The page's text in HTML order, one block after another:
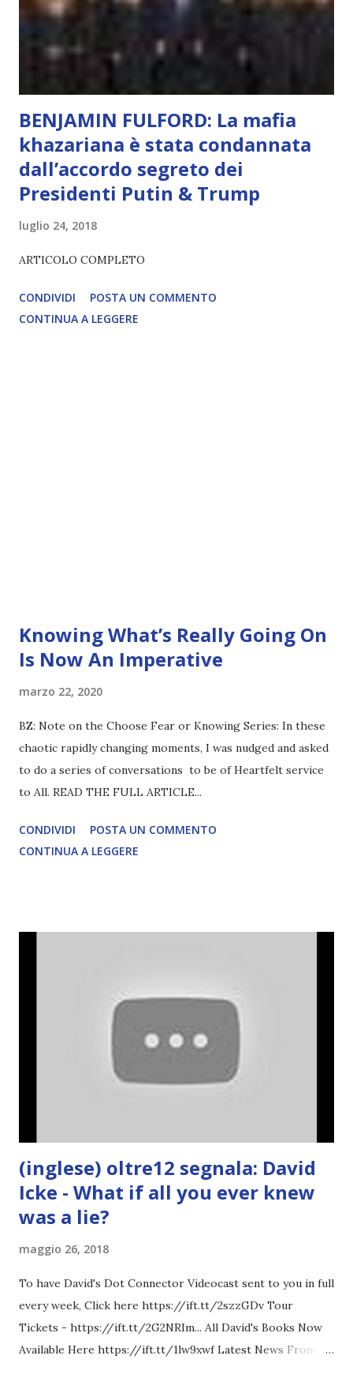
diventerà sempre più avanzata (soprattutto tra il 2027 e il
lampante: L’IA sarà in gr...
BENJAMIN FULFORD: La mafia
khazariana è stata condannata
dall’accordo segreto dei
Presidenti Putin & Trump
luglio 24, 2018
ARTICOLO COMPLETO
CONDIVIDI
POSTA UN COMMENTO
CONTINUA A LEGGERE
Knowing What’s Really Going On
Is Now An Imperative
marzo 22, 2020
BZ: Note on the Choose Fear or Knowing Series: In these
chaotic rapidly changing moments, I was nudged and asked
to do a series of conversations to be of Heartfelt service
to All. READ THE FULL ARTICLE...
CONDIVIDI
POSTA UN COMMENTO
CONTINUA A LEGGERE
(inglese) oltre12 segnala: David
Icke - What if all you ever knew
was a lie?
maggio 26, 2018
To have David's Dot Connector Videocast sent to you in full
every week, Click here https://ift.tt/2szzGDv Tour
Tickets - https://ift.tt/2G2NRIm... All David's Books Now
Available Here https://ift.tt/1lw9xwf Latest News From